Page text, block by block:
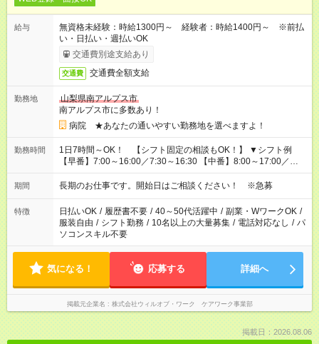
給与
無資格未経験：時給1300円～ 経験者：時給1400円～ ※前払
い・日払い・週払いOK
交通費別途支給あり
交通費 交通費全額支給
勤務地
山梨県南アルプス市
南アルプス市に多数あり！
病院 ★あなたの通いやすい勤務地を選べますよ！
勤務時間
1日7時間～OK！ 【シフト固定の相談もOK！】 ▼シフト例
【早番】7:00～16:00／7:30～16:30 【中番】8:00～17:00／
9:00～18:00 【遅番】11:00～20:00／13:00～22:00
期間 長期のお仕事です。開始日はご相談ください！ ※急募
特徴 日払いOK / 履歴書不要 / 40～50代活躍中 / 副業・WワークOK /
服装自由 / シフト勤務 / 10名以上の大量募集 / 電話対応なし / パ
ソコンスキル不要
気になる！ 応募する 詳細へ
掲載元企業名 株式会社ウィルオブ・ワーク ケアワーク事業部
掲載日：2026.08.06